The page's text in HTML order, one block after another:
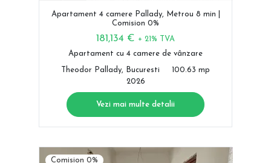
Apartament 4 camere Pallady, Metrou 8 min |
Comision 0%
181,134 € + 21% TVA
Apartament cu 4 camere de vânzare
Theodor Pallady, Bucuresti
100.63 mp
2026
Vezi mai multe detalii
Comision 0%